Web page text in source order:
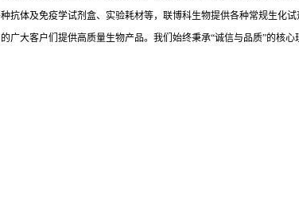
抗体及免疫学试剂盒、实验耗材等，联博科生物提供各种常规生化
大客户们提供高质量生物产品。我们始终秉承“诚信与品质”的核